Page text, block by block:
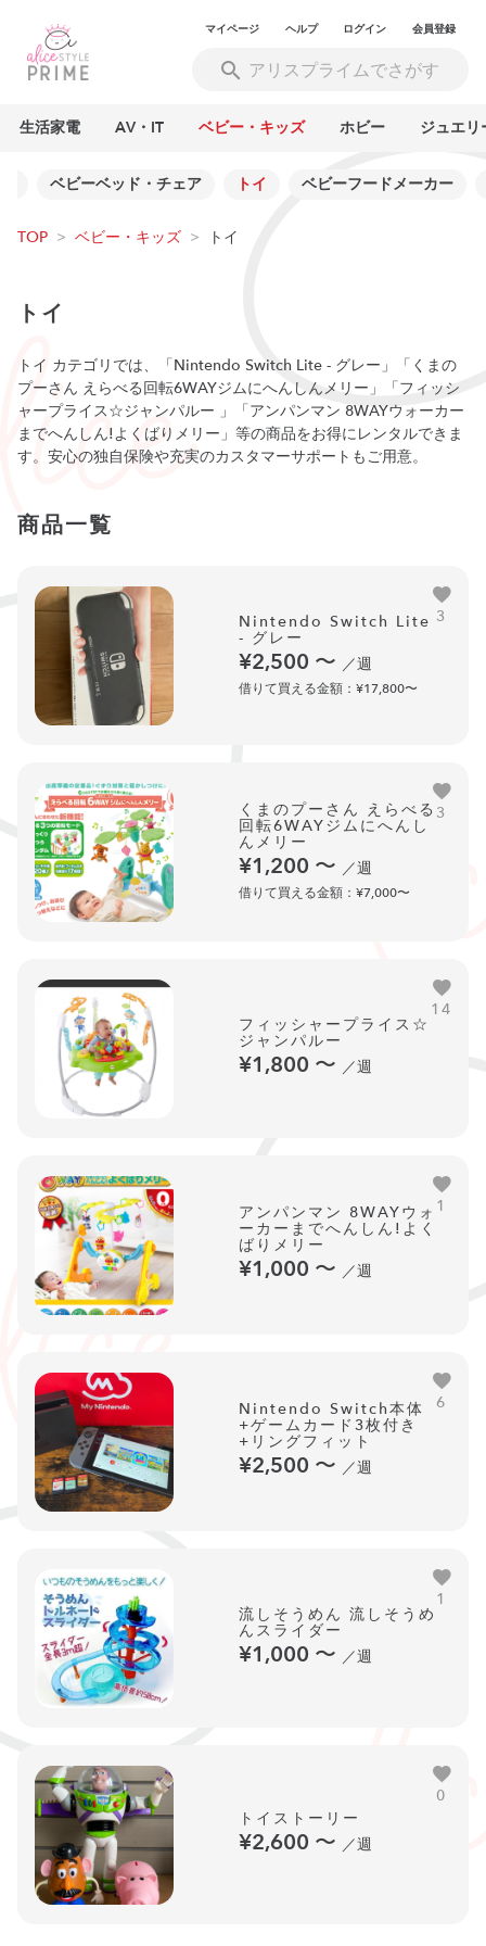
マイページ ヘルプ ログイン 会員登録
生活家電 AV・IT ベビー・キッズ ホビー ジュエリ
ベビーベッド・チェア トイ ベビーフードメーカー
TOP > ベビー・キッズ > トイ
トイ
トイ カテゴリでは、「Nintendo Switch Lite - グレー」「くまの
プーさん えらべる回転6WAYジムにへんしんメリー」「フィッシ
ャープライス☆ジャンパルー 」「アンパンマン 8WAYウォーカー
までへんしん!よくばりメリー」等の商品をお得にレンタルできま
す。安心の独自保険や充実のカスタマーサポートもご用意。
商品一覧
Nintendo Switch Lite
- グレー
¥2,500 〜 ／週
借りて買える金額：¥17,800〜
3
くまのプーさん えらべる
回転6WAYジムにへんし
んメリー
¥1,200 〜 ／週
借りて買える金額：¥7,000〜
3
フィッシャープライス☆
ジャンパルー
¥1,800 〜 ／週
14
アンパンマン 8WAYウォ
ーカーまでへんしん!よく
ばりメリー
¥1,000 〜 ／週
1
Nintendo Switch本体
+ゲームカード3枚付き
+リングフィット
¥2,500 〜 ／週
6
流しそうめん 流しそうめ
んスライダー
¥1,000 〜 ／週
1
トイストーリー
¥2,600 〜 ／週
0